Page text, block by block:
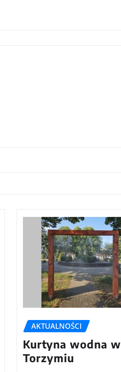
AKTUALNOŚCI
Kurtyna wodna w
Torzymiu